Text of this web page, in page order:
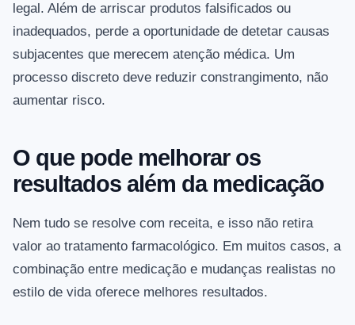
legal. Além de arriscar produtos falsificados ou
inadequados, perde a oportunidade de detetar causas
subjacentes que merecem atenção médica. Um
processo discreto deve reduzir constrangimento, não
aumentar risco.
O que pode melhorar os
resultados além da medicação
Nem tudo se resolve com receita, e isso não retira
valor ao tratamento farmacológico. Em muitos casos, a
combinação entre medicação e mudanças realistas no
estilo de vida oferece melhores resultados.